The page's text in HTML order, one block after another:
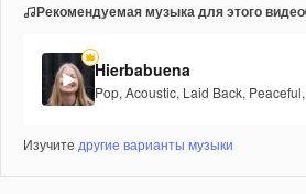
Рекомендуемая музыка для этого видео
Hierbabuena
Pop, Acoustic, Laid Back, Peaceful,
Изучите другие варианты музыки